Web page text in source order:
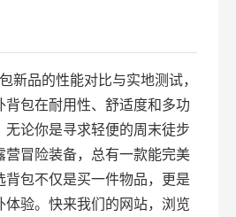
新品的性能对比与实地测试，
背包在耐用性、舒适度和多功
无论你是寻求轻便的周末徒步
营冒险装备，总有一款能完美
背包不仅是买一件物品，更是
体验。快来我们的网站，浏览